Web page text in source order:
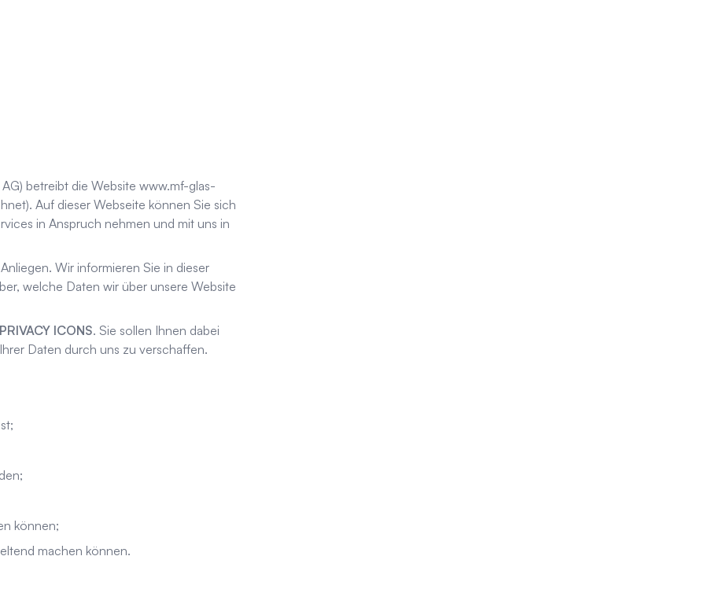
) betreibt die Website www.mf-glas-
Auf dieser Webseite können Sie sich
in Anspruch nehmen und mit uns in
Wir informieren Sie in dieser
welche Daten wir über unsere Website
PRIVACY ICONS. Sie sollen Ihnen dabei
Daten durch uns zu verschaffen.
können;
machen können.